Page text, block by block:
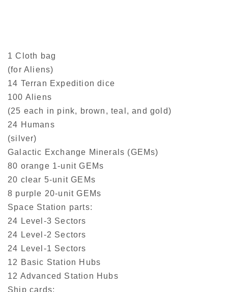
1 Cloth bag
(for Aliens)
14 Terran Expedition dice
100 Aliens
(25 each in pink, brown, teal, and gold)
24 Humans
(silver)
Galactic Exchange Minerals (GEMs)
80 orange 1-unit GEMs
20 clear 5-unit GEMs
8 purple 20-unit GEMs
Space Station parts:
24 Level-3 Sectors
24 Level-2 Sectors
24 Level-1 Sectors
12 Basic Station Hubs
12 Advanced Station Hubs
Ship cards: